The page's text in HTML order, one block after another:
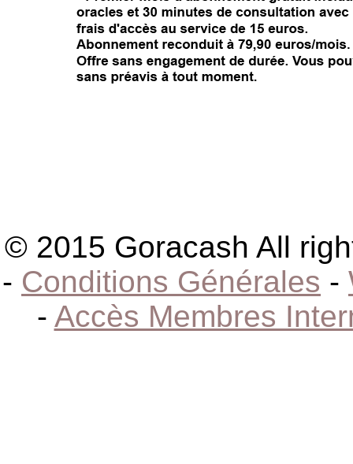
© 2015 Goracash All
- Conditions Générales -
- Accès Membres